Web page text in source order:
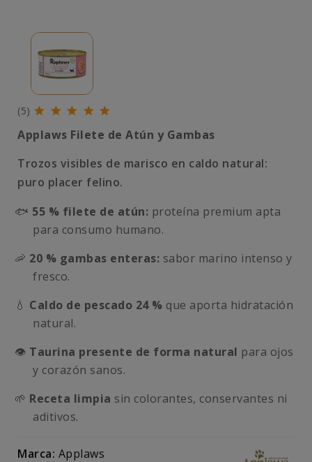
(5)
Applaws Filete de Atún y Gambas
Trozos visibles de marisco en caldo natural:
puro placer felino.
🐟 55 % filete de atún: proteína premium apta
para consumo humano.
🦐 20 % gambas enteras: sabor marino intenso y
fresco.
💧 Caldo de pescado 24 % que aporta hidratación
natural.
👁️ Taurina presente de forma natural para ojos
y corazón sanos.
🌱 Receta limpia sin colorantes, conservantes ni
aditivos.
Marca: Applaws